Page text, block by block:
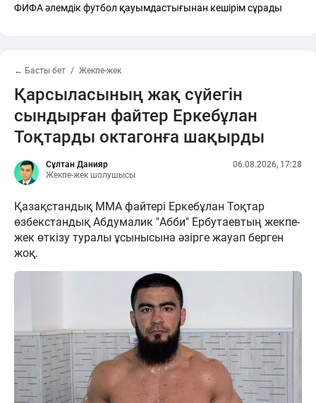
ФИФА әлемдік футбол қауымдастығынан кешірім сұрады
← Басты бет Жекпе-жек
Қарсыласының жақ сүйегін
сындырған файтер Еркебұлан
Тоқтарды октагонға шақырды
Сұлтан Данияр
Жекпе-жек шолушысы
06.08.2026, 17:28
Қазақстандық ММА файтері Еркебұлан Тоқтар
өзбекстандық Абдумалик "Абби" Ербутаевтың жекпе-
жек өткізу туралы ұсынысына әзірге жауап берген
жоқ.